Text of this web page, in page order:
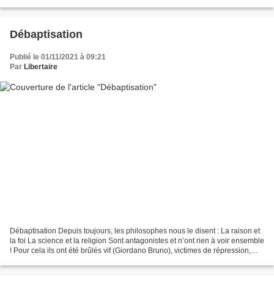
Débaptisation
Publié le 01/11/2021 à 09:21
Par Libertaire
Débaptisation Depuis toujours, les philosophes nous le disent : La raison et
la foi La science et la religion Sont antagonistes et n’ont rien à voir ensemble
! Pour cela ils ont été brûlés vif (Giordano Bruno), victimes de répression,